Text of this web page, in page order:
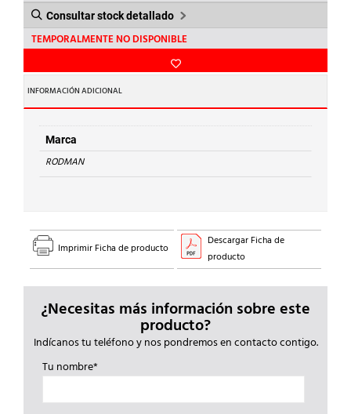
Consultar stock detallado
TEMPORALMENTE NO DISPONIBLE
INFORMACIÓN ADICIONAL
Marca
RODMAN
Imprimir Ficha de producto
Descargar Ficha de
producto
¿Necesitas más información sobre este
producto?
Indícanos tu teléfono y nos pondremos en contacto contigo.
Tu nombre*